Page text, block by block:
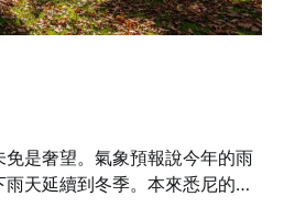
是奢望。氣象預報說今年的雨
天延續到冬季。本來悉尼的雨